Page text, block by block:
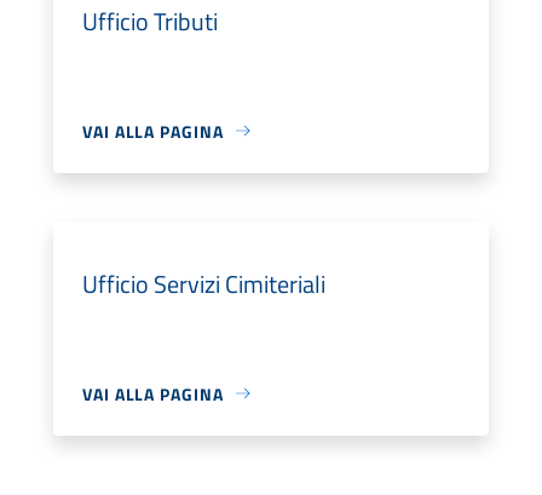
Ufficio Tributi
VAI ALLA PAGINA
Ufficio Servizi Cimiteriali
VAI ALLA PAGINA